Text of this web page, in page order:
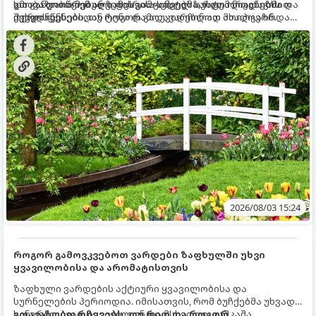
და განვითარებული ფესვთა სისტემა, რათა ნიადაგის
ქვედა ფენებიდან ტენი დამოუკიდებლად მოიპოვონ.
ხმობა დაიწყონ ან ზამთრის ყინვებს სუსტი ორგანიზმით
შეხვდნენ.
გთავაზობთ მებაღეების გამოცდილ საიდუმლოებებსა და
ოქროს წესებს, თუ როგორ გადავარჩინოთ ახალგაზრდა
ხეები ზაფხულის სიცხეში:
2026/08/03 15:24
როგორ გამოვკვებოთ ვარდები ზაფხულში უხვი
ყვავილობისა და არომატისთვის
ზაფხული ვარდების აქტიური ყვავილობისა და
სურნელების პერიოდია. იმისათვის, რომ ბუჩქებმა უხვად,